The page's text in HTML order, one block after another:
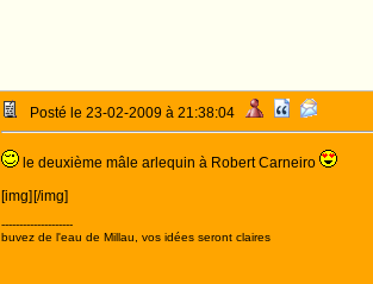
Posté le 23-02-2009 à 21:38:04
le deuxième mâle arlequin à Robert Carneiro
[img] [/img]
--------------------
buvez de l'eau de Millau, vos idées seront claires